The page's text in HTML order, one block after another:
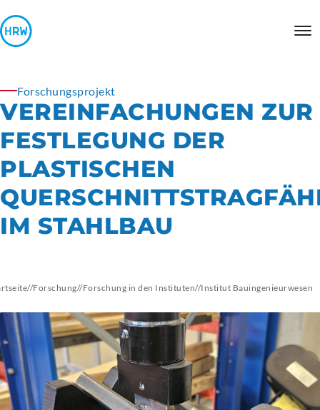
Forschungsprojekt
VEREINFACHUNGEN ZUR
FESTLEGUNG DER
PLASTISCHEN
IM STAHLBAU
//Forschung//Forschung in den Instituten//Institut Bauingenieurwesen